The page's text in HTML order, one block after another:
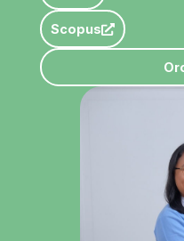
Scopus